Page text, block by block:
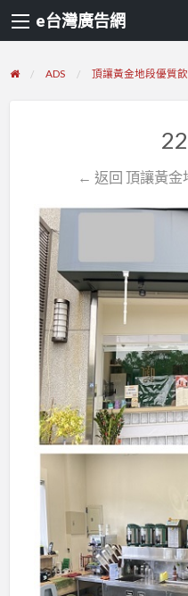
e台灣廣告網
ADS 頂讓黃金地段優質
← 返回 頂讓黃金